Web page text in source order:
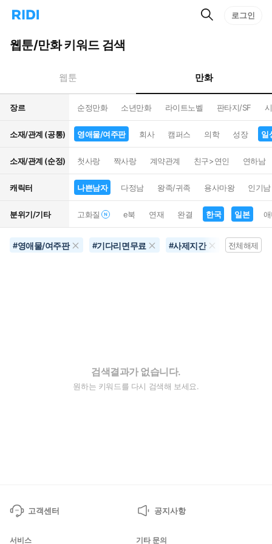
리
홈
으
턴
트
검
로그인
웹툰/만화 키워드 검색
웹툰 만화
장르 순정만화 소년만화 라이트노벨 판타지/SF
소재/관계 (공통) 영애물/여주판 회사 캠퍼스 의학 성장 일
소재/관계 (순정) 첫사랑 짝사랑 계약관계 친구>연인 연하남
캐릭터 나쁜남자 다정남 왕족/귀족 용사마왕 인기남
분위기/기타 고화질 e북 연재 완결 한국 일본
#영애물/여주판 #기다리면무료 #사제지간 #일상
전체해제
검색결과가 없습니다.
원하는 키워드를 다시 검색해 보세요.
고객센터 공지사항
서비스 기타 문의